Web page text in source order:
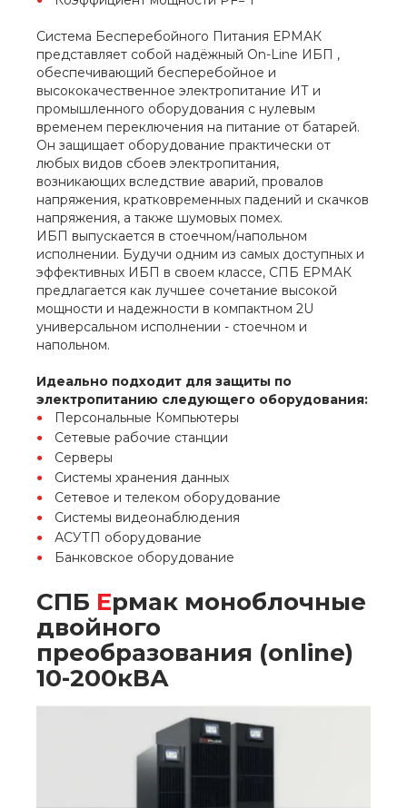
Система Бесперебойного Питания ЕРМАК
представляет собой надёжный On-Line ИБП ,
обеспечивающий бесперебойное и
высококачественное электропитание ИТ и
промышленного оборудования с нулевым
временем переключения на питание от батарей.
Он защищает оборудование практически от
любых видов сбоев электропитания,
возникающих вследствие аварий, провалов
напряжения, кратковременных падений и скачков
напряжения, а также шумовых помех.
ИБП выпускается в стоечном/напольном
исполнении. Будучи одним из самых доступных и
эффективных ИБП в своем классе, СПБ ЕРМАК
предлагается как лучшее сочетание высокой
мощности и надежности в компактном 2U
универсальном исполнении - стоечном и
напольном.
Идеально подходит для защиты по
электропитанию следующего оборудования:
Персональные Компьютеры
Сетевые рабочие станции
Серверы
Системы хранения данных
Сетевое и телеком оборудование
Системы видеонаблюдения
АСУТП оборудование
Банковское оборудование
СПБ Ермак моноблочные
двойного
преобразования (online)
10-200кВА